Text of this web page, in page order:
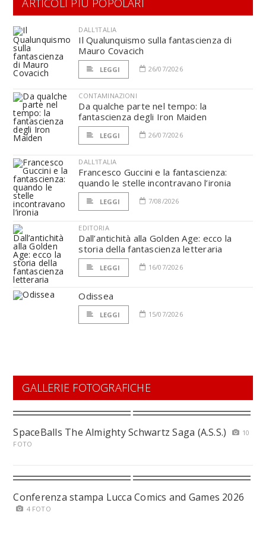
ARTICOLI PIÙ POPOLARI
DALL'ITALIA
Il Qualunquismo sulla fantascienza di
Mauro Covacich
LEGGI 26/07/2026
CONTAMINAZIONI
Da qualche parte nel tempo: la
fantascienza degli Iron Maiden
LEGGI 26/07/2026
DALL'ITALIA
Francesco Guccini e la fantascienza:
quando le stelle incontravano l’ironia
LEGGI 7/08/2026
EDITORIA
Dall’antichità alla Golden Age: ecco la
storia della fantascienza letteraria
LEGGI 16/07/2026
Odissea
LEGGI 15/07/2026
GALLERIE FOTOGRAFICHE
SpaceBalls The Almighty Schwartz Saga (A.S.S.)
10
FOTO
Conferenza stampa Lucca Comics and Games 2026
4 FOTO